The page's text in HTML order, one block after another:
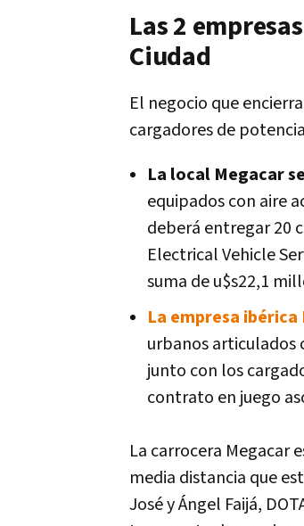
Las 2
Ciudad
El negocio que
cargadores de
La local Megacar
equipados con aire
deberá entregar 20
Electrical Vehicle
suma de u$s22,1
La empresa
urbanos articulados
junto con los
contrato en juego
La carrocera Megacar
media distancia que
José y Ángel Faijá,